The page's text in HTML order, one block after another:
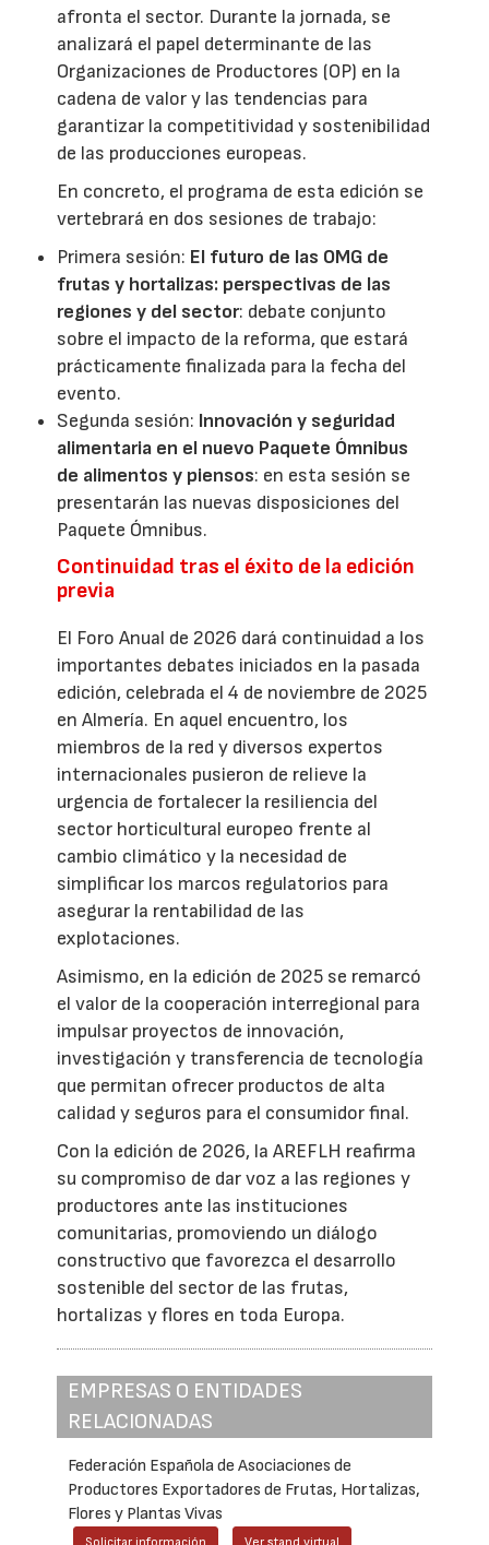
afronta el sector. Durante la jornada, se
analizará el papel determinante de las
Organizaciones de Productores (OP) en la
cadena de valor y las tendencias para
garantizar la competitividad y sostenibilidad
de las producciones europeas.
En concreto, el programa de esta edición se
vertebrará en dos sesiones de trabajo:
Primera sesión: El futuro de las OMG de
frutas y hortalizas: perspectivas de las
regiones y del sector: debate conjunto
sobre el impacto de la reforma, que estará
prácticamente finalizada para la fecha del
evento.
Segunda sesión: Innovación y seguridad
alimentaria en el nuevo Paquete Ómnibus
de alimentos y piensos: en esta sesión se
presentarán las nuevas disposiciones del
Paquete Ómnibus.
Continuidad tras el éxito de la edición
previa
El Foro Anual de 2026 dará continuidad a los
importantes debates iniciados en la pasada
edición, celebrada el 4 de noviembre de 2025
en Almería. En aquel encuentro, los
miembros de la red y diversos expertos
internacionales pusieron de relieve la
urgencia de fortalecer la resiliencia del
sector horticultural europeo frente al
cambio climático y la necesidad de
simplificar los marcos regulatorios para
asegurar la rentabilidad de las
explotaciones.
Asimismo, en la edición de 2025 se remarcó
el valor de la cooperación interregional para
impulsar proyectos de innovación,
investigación y transferencia de tecnología
que permitan ofrecer productos de alta
calidad y seguros para el consumidor final.
Con la edición de 2026, la AREFLH reafirma
su compromiso de dar voz a las regiones y
productores ante las instituciones
comunitarias, promoviendo un diálogo
constructivo que favorezca el desarrollo
sostenible del sector de las frutas,
hortalizas y flores en toda Europa.
EMPRESAS O ENTIDADES
RELACIONADAS
Federación Española de Asociaciones de
Productores Exportadores de Frutas, Hortalizas,
Flores y Plantas Vivas